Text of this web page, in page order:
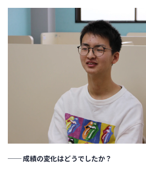
── 成績の変化はどうでしたか？